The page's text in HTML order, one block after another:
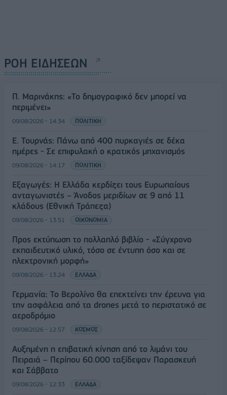
ΡΟΗ ΕΙΔΗΣΕΩΝ
Π. Μαρινάκης: «Το δημογραφικό δεν μπορεί να
περιμένει»
09/08/2026 - 14:34 ΠΟΛΙΤΙΚΗ
Ε. Τουρνάς: Πάνω από 400 πυρκαγιές σε δέκα
ημέρες - Σε επιφυλακή ο κρατικός μηχανισμός
09/08/2026 - 14:17 ΠΟΛΙΤΙΚΗ
Εξαγωγές: Η Ελλάδα κερδίζει τους Ευρωπαίους
ανταγωνιστές – Άνοδος μεριδίων σε 9 από 11
κλάδους (Εθνική Τράπεζα)
09/08/2026 - 13:51 ΟΙΚΟΝΟΜΙΑ
Προς εκτύπωση το πολλαπλό βιβλίο - «Σύγχρονο
εκπαιδευτικό υλικό, τόσο σε έντυπη όσο και σε
ηλεκτρονική μορφή»
09/08/2026 - 13:24 ΕΛΛΑΔΑ
Γερμανία: Το Βερολίνο θα επεκτείνει την έρευνα για
την ασφάλεια από τα drones μετά το περιστατικό σε
αεροδρόμιο
09/08/2026 - 12:57 ΚΟΣΜΟΣ
Αυξημένη η επιβατική κίνηση από το λιμάνι του
Πειραιά – Περίπου 60.000 ταξίδεψαν Παρασκευή
και Σάββατο
09/08/2026 - 12:33 ΕΛΛΑΔΑ